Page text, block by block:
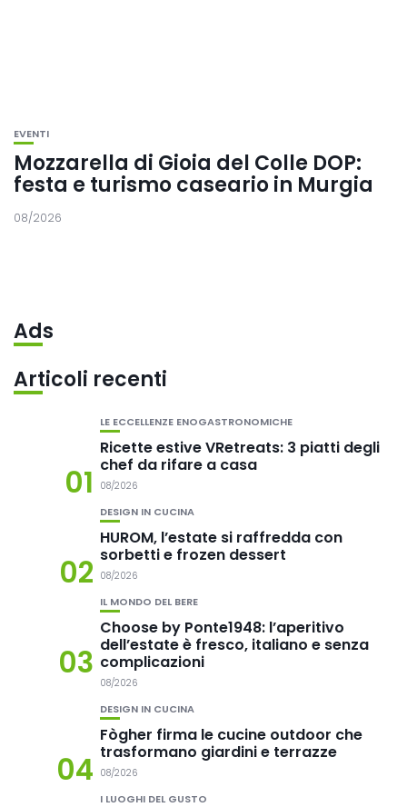
EVENTI
Mozzarella di Gioia del Colle DOP:
festa e turismo caseario in Murgia
08/2026
Ads
Articoli recenti
01
LE ECCELLENZE ENOGASTRONOMICHE
Ricette estive VRetreats: 3 piatti degli
chef da rifare a casa
08/2026
02
DESIGN IN CUCINA
HUROM, l’estate si raffredda con
sorbetti e frozen dessert
08/2026
03
IL MONDO DEL BERE
Choose by Ponte1948: l’aperitivo
dell’estate è fresco, italiano e senza
complicazioni
08/2026
04
DESIGN IN CUCINA
Fògher firma le cucine outdoor che
trasformano giardini e terrazze
08/2026
I LUOGHI DEL GUSTO